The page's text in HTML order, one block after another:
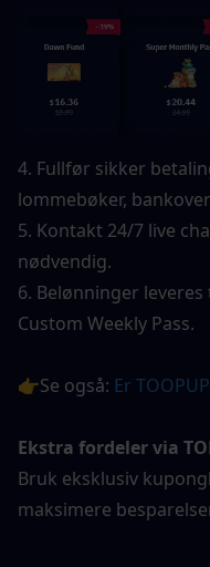
4. Fullfør sikker
lommebøker,
5. Kontakt 24/7 live
nødvendig.
6. Belønninger
Custom Weekly Pass.
👉Se også: Er
Ekstra fordeler via
Bruk eksklusiv
maksimere